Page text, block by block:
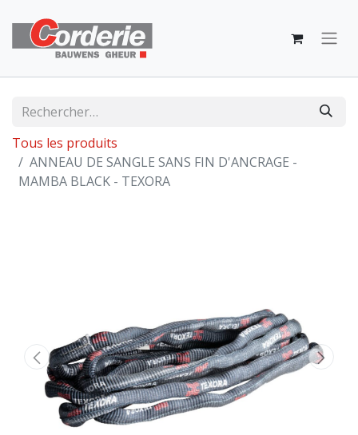
Tous les produits
ANNEAU DE SANGLE SANS FIN D'ANCRAGE -
MAMBA BLACK - TEXORA